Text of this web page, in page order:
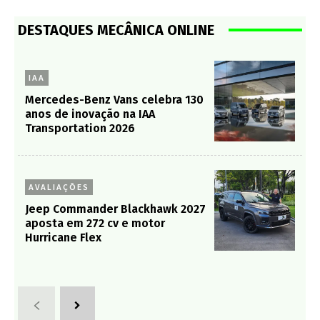
DESTAQUES MECÂNICA ONLINE
IAA
Mercedes-Benz Vans celebra 130
anos de inovação na IAA
Transportation 2026
AVALIAÇÕES
Jeep Commander Blackhawk 2027
aposta em 272 cv e motor
Hurricane Flex